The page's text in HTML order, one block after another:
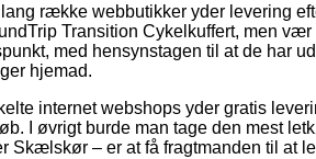
række webbutikker yder levering
Transition Cykelkuffert, men
med hensynstagen til at de har
hjemad.
internet webshops yder gratis
I øvrigt burde man tage den mest
Skælskør – er at få fragtmanden til at